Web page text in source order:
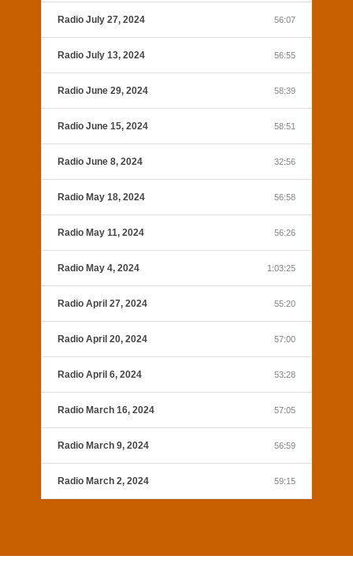
Radio July 27, 2024 56:07
Radio July 13, 2024 56:55
Radio June 29, 2024 58:39
Radio June 15, 2024 58:51
Radio June 8, 2024 32:56
Radio May 18, 2024 56:58
Radio May 11, 2024 56:26
Radio May 4, 2024 1:03:25
Radio April 27, 2024 55:20
Radio April 20, 2024 57:00
Radio April 6, 2024 53:28
Radio March 16, 2024 57:05
Radio March 9, 2024 56:59
Radio March 2, 2024 59:15